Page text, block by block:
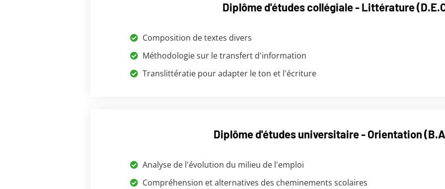
Diplôme d'études collégiale - Littérature
Composition de textes divers
Méthodologie sur le transfert d'information
Translittératie pour adapter le ton et l'écriture
Diplôme d'études universitaire - Orientation
Analyse de l'évolution du milieu de l'emploi
Compréhension et alternatives des cheminements scolaires